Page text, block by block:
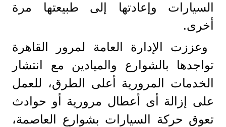
السيارات وإعادتها إلى طبيعتها مرة
أخرى.
وعززت الإدارة العامة لمرور القاهرة
تواجدها بالشوارع والميادين مع انتشار
الخدمات المرورية أعلى الطرق، للعمل
على إزالة أى أعطال مرورية أو حوادث
تعوق حركة السيارات بشوارع العاصمة،